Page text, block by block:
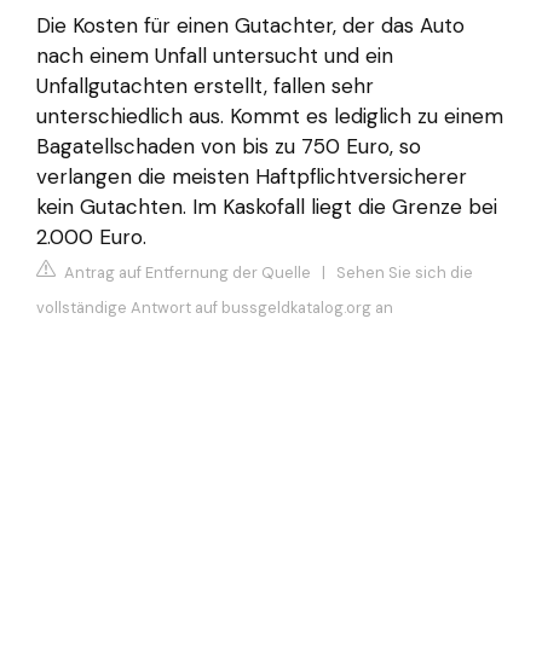
Die Kosten für einen Gutachter, der das Auto
nach einem Unfall untersucht und ein
Unfallgutachten erstellt, fallen sehr
unterschiedlich aus. Kommt es lediglich zu einem
Bagatellschaden von bis zu 750 Euro, so
verlangen die meisten Haftpflichtversicherer
kein Gutachten. Im Kaskofall liegt die Grenze bei
2.000 Euro.
Antrag auf Entfernung der Quelle | Sehen Sie sich die
vollständige Antwort auf bussgeldkatalog.org an